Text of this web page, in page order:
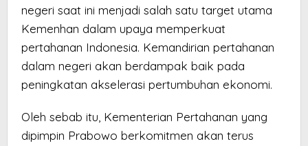
negeri saat ini menjadi salah satu target utama
Kemenhan dalam upaya memperkuat
pertahanan Indonesia. Kemandirian pertahanan
dalam negeri akan berdampak baik pada
peningkatan akselerasi pertumbuhan ekonomi.
Oleh sebab itu, Kementerian Pertahanan yang
dipimpin Prabowo berkomitmen akan terus